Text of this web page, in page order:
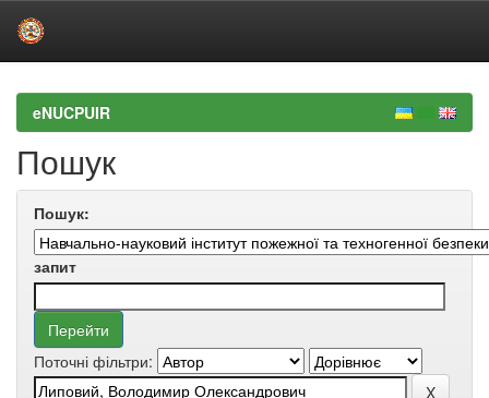
navigationeNUCPUIR
Пошук
Пошук:
запит
Поточні фільтри: